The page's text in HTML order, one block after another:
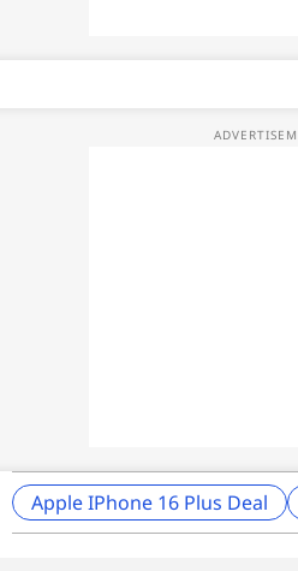
Apple IPhone 16 Plus Deal